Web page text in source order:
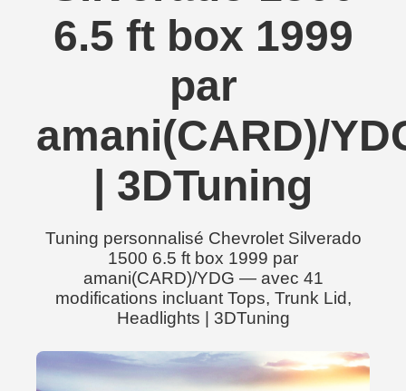
6.5 ft box 1999
par
amani(CARD)/
| 3DTuning
Tuning personnalisé Chevrolet Silverado
1500 6.5 ft box 1999 par
amani(CARD)/YDG — avec 41
modifications incluant Tops, Trunk Lid,
Headlights | 3DTuning